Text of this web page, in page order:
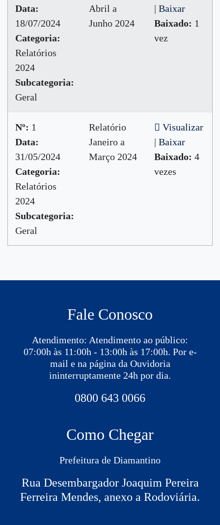
Data:
18/07/2024
Categoria:
Relatórios
2024
Subcategoria:
Geral
Abril a
Junho 2024
| Baixar
Baixado: 1
vez
Nº: 1
Data:
31/05/2024
Categoria:
Relatórios
2024
Subcategoria:
Geral
Relatório
Janeiro a
Março 2024
Visualizar
| Baixar
Baixado: 4
vezes
Fale Conosco
Atendimento: Atendimento ao público:
07:00h às 11:00h - 13:00h às 17:00h. Por e-
mail e na página da Ouvidoria
ininterruptamente 24h por dia.
0800 643 0066
Como Chegar
Prefeitura de Diamantino
Rua Desembargador Joaquim Pereira
Ferreira Mendes, anexo a Rodoviária.